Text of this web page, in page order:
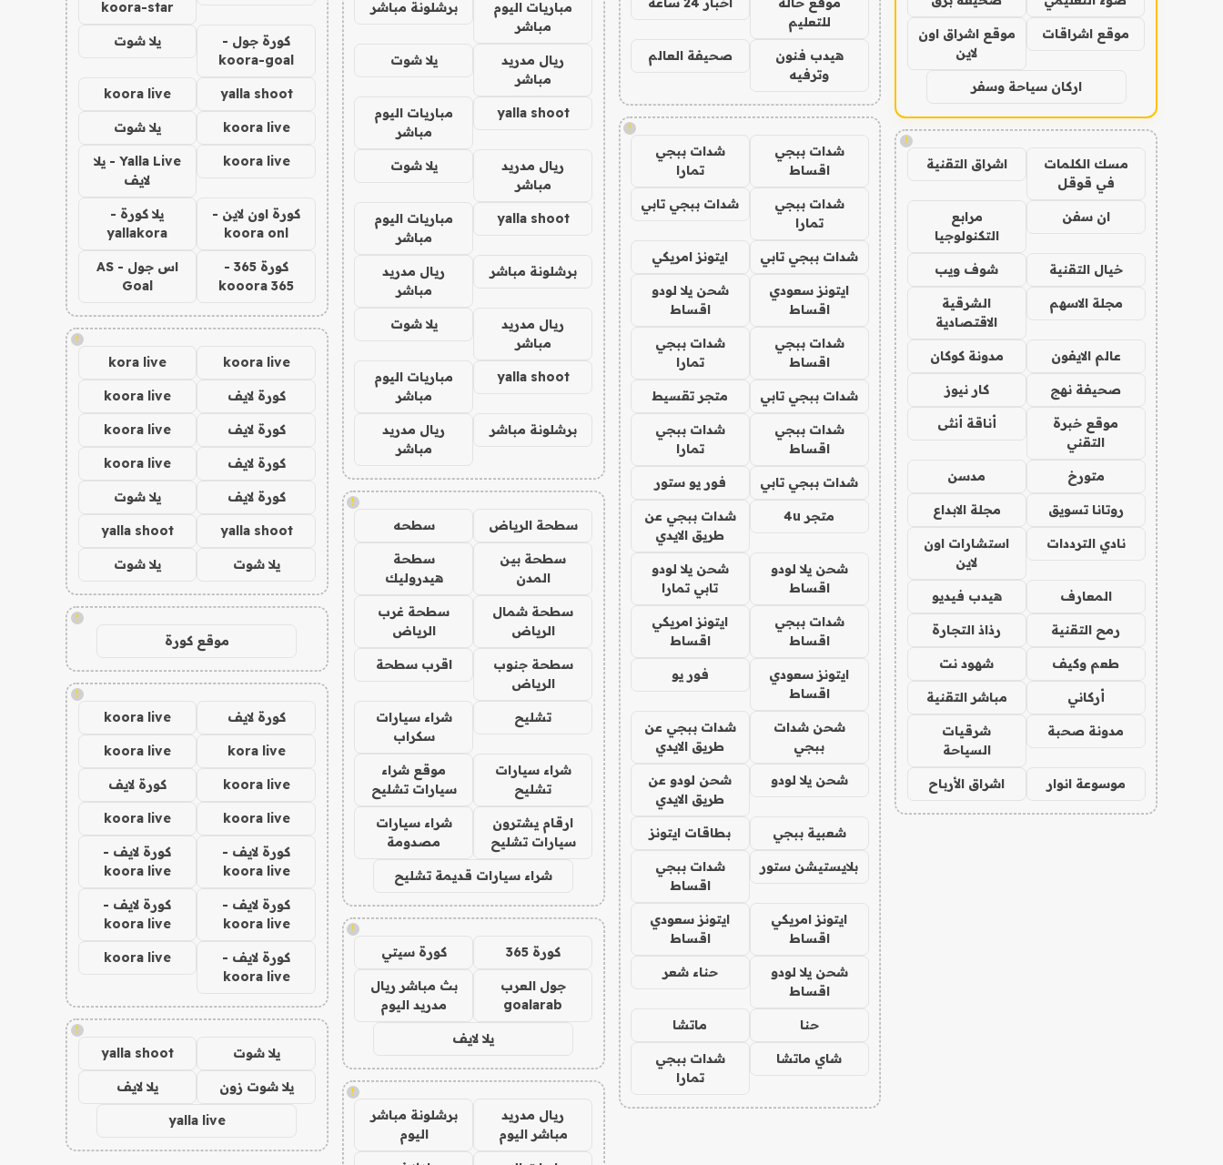
موقع اشراقات
موقع اشراق اون
لاين
اركان سياحة وسفر
!
مسك الكلمات
في قوقل
اشراق التقنية
ان سفن
مرابع
التكنولوجيا
خيال التقنية شوف ويب
مجلة الاسهم
الشرقية
الاقتصادية
عالم الايفون مدونة كوكان
صحيفة نهج كار نيوز
موقع خبرة
التقني
أناقة أنثى
متورخ مدسن
روتانا تسويق مجلة الابداع
نادي الترددات
استشارات اون
لاين
المعارف هيدب فيديو
رمح التقنية رذاذ التجارة
طعم وكيف شهود نت
أركاني مباشر التقنية
مدونة صحبة
شرقيات
السياحة
موسوعة انوار اشراق الأرباح
للتعليم
هيدب فنون
وترفيه
صحيفة العالم
!
شدات ببجي
اقساط
شدات ببجي
تمارا
شدات ببجي
تمارا
شدات ببجي تابي
شدات ببجي تابي ايتونز امريكي
ايتونز سعودي
اقساط
شحن يلا لودو
اقساط
شدات ببجي
اقساط
شدات ببجي
تمارا
شدات ببجي تابي متجر تقسيط
شدات ببجي
اقساط
شدات ببجي
تمارا
شدات ببجي تابي فور يو ستور
متجر 4u
شدات ببجي عن
طريق الايدي
شحن يلا لودو
اقساط
شحن يلا لودو
تابي تمارا
شدات ببجي
اقساط
ايتونز امريكي
اقساط
ايتونز سعودي
اقساط
فور يو
شحن شدات
ببجي
شدات ببجي عن
طريق الايدي
شحن يلا لودو
شحن لودو عن
طريق الايدي
شعبية ببجي بطاقات ايتونز
بلايستيشن ستور
شدات ببجي
اقساط
ايتونز امريكي
اقساط
ايتونز سعودي
اقساط
شحن يلا لودو
اقساط
حناء شعر
حنا ماتشا
شاي ماتشا
شدات ببجي
تمارا
مباريات اليوم
مباشر
برشلونة مباشر
ريال مدريد
مباشر
يلا شوت
yalla shoot
مباريات اليوم
مباشر
ريال مدريد
مباشر
يلا شوت
yalla shoot
مباريات اليوم
مباشر
برشلونة مباشر
ريال مدريد
مباشر
ريال مدريد
مباشر
يلا شوت
yalla shoot
مباريات اليوم
مباشر
برشلونة مباشر
ريال مدريد
مباشر
!
سطحة الرياض سطحه
سطحة بين
المدن
سطحة
هيدروليك
سطحة شمال
الرياض
سطحة غرب
الرياض
سطحة جنوب
الرياض
اقرب سطحة
تشليح
شراء سيارات
سكراب
شراء سيارات
تشليح
موقع شراء
سيارات تشليح
ارقام يشترون
سيارات تشليح
شراء سيارات
مصدومة
شراء سيارات قديمة تشليح
!
كورة 365 كورة سيتي
جول العرب
goalarab
بث مباشر ريال
مدريد اليوم
يلا لايف
!
ريال مدريد
مباشر اليوم
برشلونة مباشر
اليوم
koora-star
كورة جول -
koora-goal
يلا شوت
yalla shoot
koora live
koora live يلا شوت
koora live
Yalla Live - يلا
لايف
كورة اون لاين -
koora onl
يلا كورة -
yallakora
كورة 365 -
kooora 365
اس جول - AS
Goal
!
koora live
kora live
كورة لايف koora live
كورة لايف koora live
كورة لايف koora live
كورة لايف يلا شوت
yalla shoot
yalla shoot
يلا شوت يلا شوت
!
موقع كورة
!
كورة لايف koora live
kora live
koora live
koora live كورة لايف
koora live
koora live
كورة لايف -
koora live
كورة لايف -
koora live
كورة لايف -
koora live
كورة لايف -
koora live
كورة لايف -
koora live
koora live
!
يلا شوت yalla shoot
يلا شوت زون يلا لايف
yalla live